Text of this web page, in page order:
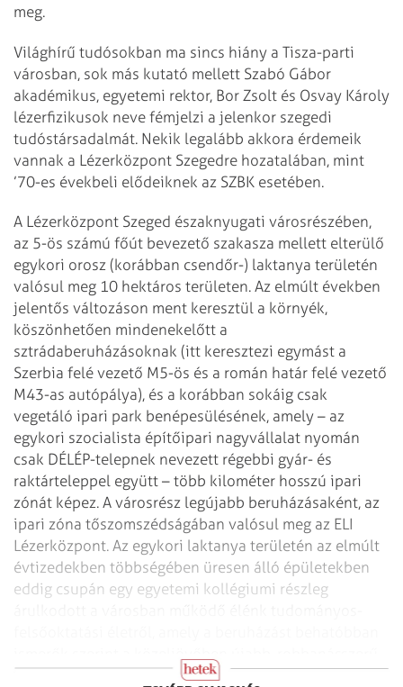
meg.
Világhírű tudósokban ma sincs hiány a Tisza-parti
városban, sok más kutató mellett Szabó Gábor
akadémikus, egyetemi rektor, Bor Zsolt és Osvay Károly
lézerfizikusok neve fémjelzi a jelenkor szegedi
tudóstársadalmát. Nekik legalább akkora érdemeik
vannak a Lézerközpont Szegedre hozatalában, mint
’70-es évekbeli elődeiknek az SZBK esetében.
A Lézerközpont Szeged északnyugati városrészében,
az 5-ös számú főút bevezető szakasza mellett elterülő
egykori orosz (korábban csendőr-) laktanya területén
valósul meg 10 hektáros területen. Az elmúlt években
jelentős változáson ment keresztül a környék,
köszönhetően mindenekelőtt a
sztrádaberuházásoknak (itt keresztezi egymást a
Szerbia felé vezető M5-ös és a román határ felé vezető
M43-as autópálya), és a korábban sokáig csak
vegetáló ipari park benépesülésének, amely – az
egykori szocialista építőipari nagyvállalat nyomán
csak DÉLÉP-telepnek nevezett régebbi gyár- és
raktárteleppel együtt – több kilométer hosszú ipari
zónát képez. A városrész legújabb beruházásaként, az
ipari zóna tőszomszédságában valósul meg az ELI
Lézerközpont. Az egykori laktanya területén az elmúlt
évtizedekben többségében üresen álló épületekben
eddig csupán egy egyetemi kollégiumi részleg